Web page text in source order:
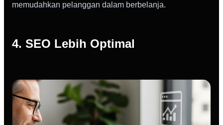
memudahkan pelanggan dalam berbelanja.
4. SEO Lebih Optimal